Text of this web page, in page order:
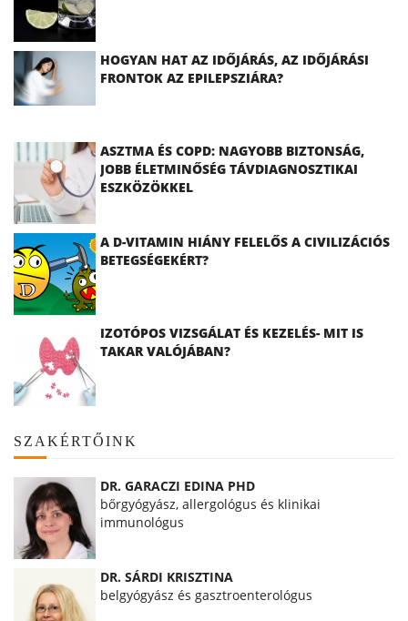
HOGYAN HAT AZ IDŐJÁRÁS, AZ IDŐJÁRÁSI
FRONTOK AZ EPILEPSZIÁRA?
ASZTMA ÉS COPD: NAGYOBB BIZTONSÁG,
JOBB ÉLETMINŐSÉG TÁVDIAGNOSZTIKAI
ESZKÖZÖKKEL
A D-VITAMIN HIÁNY FELELŐS A CIVILIZÁCIÓS
BETEGSÉGEKÉRT?
IZOTÓPOS VIZSGÁLAT ÉS KEZELÉS- MIT IS
TAKAR VALÓJÁBAN?
SZAKÉRTŐINK
DR. GARACZI EDINA PHD
bőrgyógyász, allergológus és klinikai
immunológus
DR. SÁRDI KRISZTINA
belgyógyász és gasztroenterológus